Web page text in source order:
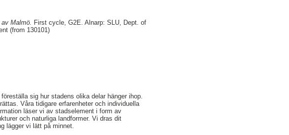
Malmö. First cycle, G2E. Alnarp: SLU, Dept. of
(from 130101)
sig hur stadens olika delar hänger ihop.
Våra tidigare erfarenheter och individuella
läser vi av stadselement i form av
och naturliga landformer. Vi dras dit
lägger vi lätt på minnet.